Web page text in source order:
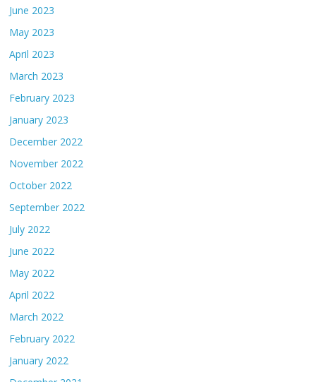
June 2023
May 2023
April 2023
March 2023
February 2023
January 2023
December 2022
November 2022
October 2022
September 2022
July 2022
June 2022
May 2022
April 2022
March 2022
February 2022
January 2022